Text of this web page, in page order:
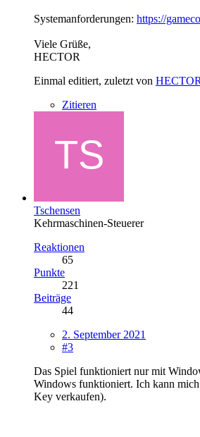
Systemanforderungen: https://
Viele Grüße,
HECTOR
Einmal editiert, zuletzt von HECTOR
Zitieren
Tschensen
Kehrmaschinen-Steuerer
Reaktionen
65
Punkte
221
Beiträge
44
2. September 2021
#3
Das Spiel funktioniert nur mit
Windows funktioniert. Ich kann
Key verkaufen).